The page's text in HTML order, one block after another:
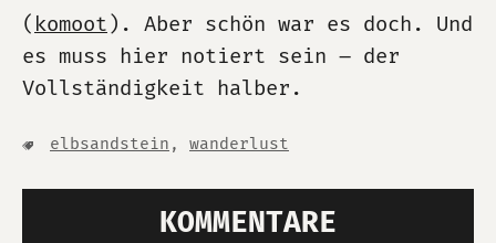
( komoot ). Aber schön war es doch. Und
es muss hier notiert sein – der
Vollständigkeit halber.
elbsandstein , wanderlust
KOMMENTARE